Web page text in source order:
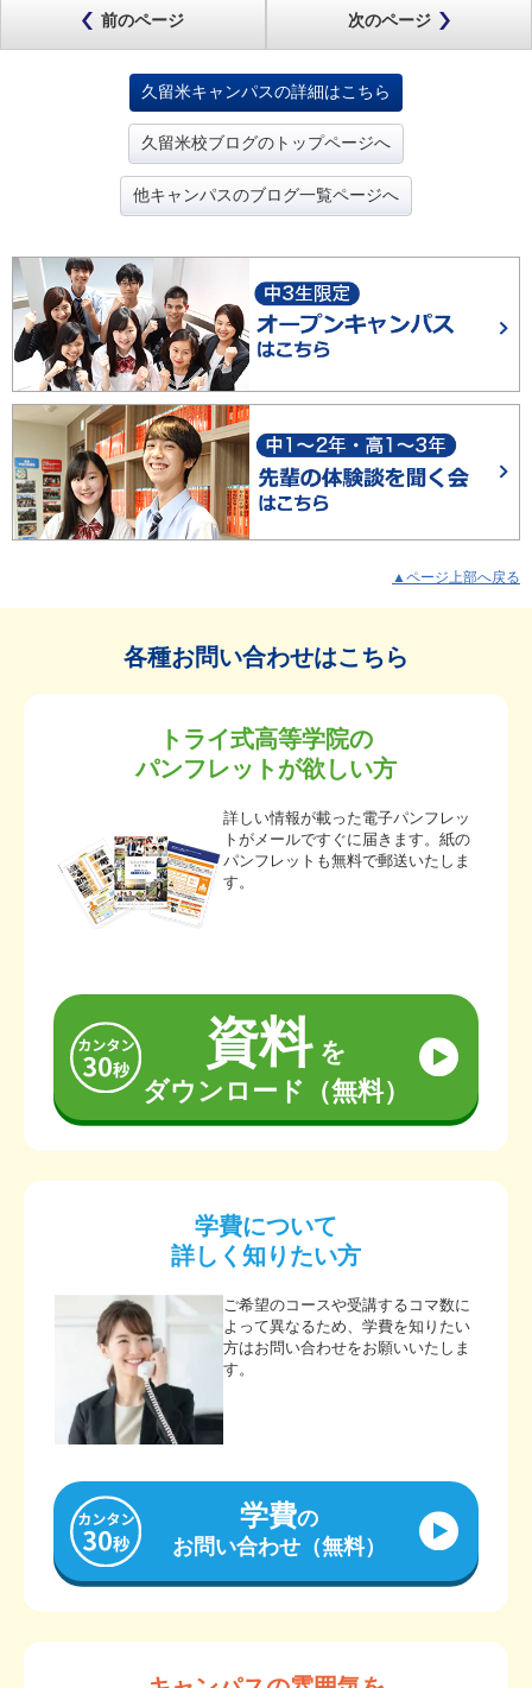
前のページ 次のページ
久留米キャンパスの詳細はこちら
久留米校ブログのトップページへ
他キャンパスのブログ一覧ページへ
▲ページ上部へ戻る
各種お問い合わせはこちら
トライ式高等学院の
パンフレットが欲しい方
詳しい情報が載った電子パンフレッ
トがメールですぐに届きます。紙の
パンフレットも無料で郵送いたしま
す。
資料を
ダウンロード（無料）
学費について
詳しく知りたい方
ご希望のコースや受講するコマ数に
よって異なるため、学費を知りたい
方はお問い合わせをお願いいたしま
す。
学費の
お問い合わせ（無料）